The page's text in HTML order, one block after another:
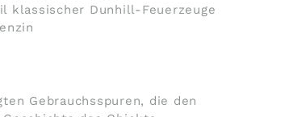
klassischer Dunhill-Feuerzeuge
Gebrauchsspuren, die den